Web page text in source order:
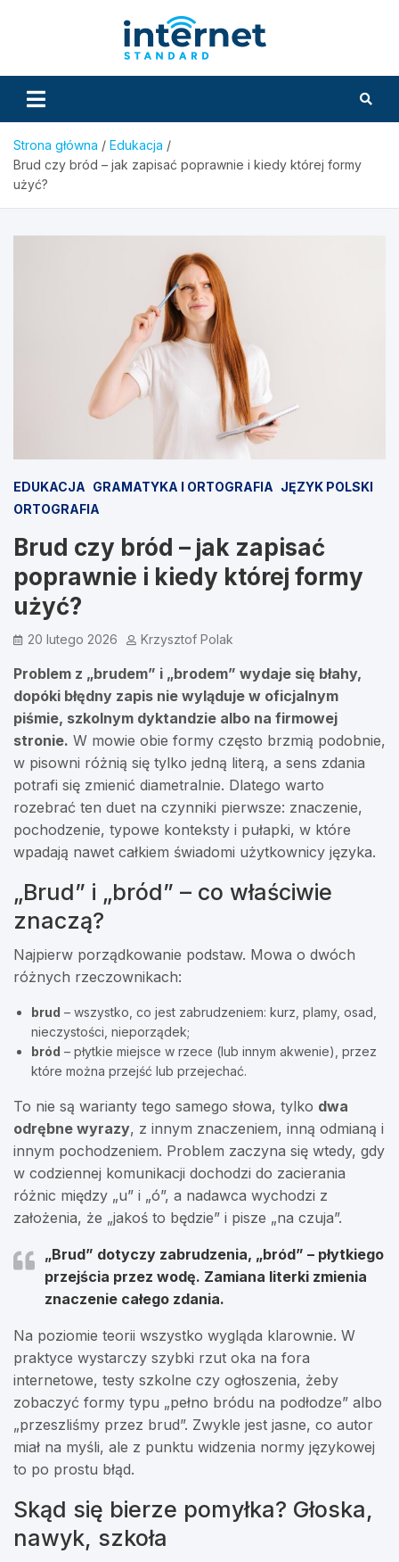
Strona główna
Edukacja
Brud czy bród – jak zapisać poprawnie i kiedy której formy
użyć?
EDUKACJA GRAMATYKA I ORTOGRAFIA JĘZYK POLSKI
ORTOGRAFIA
Brud czy bród – jak zapisać
poprawnie i kiedy której formy
użyć?
20 lutego 2026 Krzysztof Polak
Problem z „brudem” i „brodem” wydaje się błahy,
dopóki błędny zapis nie wyląduje w oficjalnym
piśmie, szkolnym dyktandzie albo na firmowej
stronie. W mowie obie formy często brzmią podobnie,
w pisowni różnią się tylko jedną literą, a sens zdania
potrafi się zmienić diametralnie. Dlatego warto
rozebrać ten duet na czynniki pierwsze: znaczenie,
pochodzenie, typowe konteksty i pułapki, w które
wpadają nawet całkiem świadomi użytkownicy języka.
„Brud” i „bród” – co właściwie
znaczą?
Najpierw porządkowanie podstaw. Mowa o dwóch
różnych rzeczownikach:
brud – wszystko, co jest zabrudzeniem: kurz, plamy, osad,
nieczystości, nieporządek;
bród – płytkie miejsce w rzece (lub innym akwenie), przez
które można przejść lub przejechać.
To nie są warianty tego samego słowa, tylko dwa
odrębne wyrazy, z innym znaczeniem, inną odmianą i
innym pochodzeniem. Problem zaczyna się wtedy, gdy
w codziennej komunikacji dochodzi do zacierania
różnic między „u” i „ó”, a nadawca wychodzi z
założenia, że „jakoś to będzie” i pisze „na czuja”.
„Brud” dotyczy zabrudzenia, „bród” – płytkiego
przejścia przez wodę. Zamiana literki zmienia
znaczenie całego zdania.
Na poziomie teorii wszystko wygląda klarownie. W
praktyce wystarczy szybki rzut oka na fora
internetowe, testy szkolne czy ogłoszenia, żeby
zobaczyć formy typu „pełno bródu na podłodze” albo
„przeszliśmy przez brud”. Zwykle jest jasne, co autor
miał na myśli, ale z punktu widzenia normy językowej
to po prostu błąd.
Skąd się bierze pomyłka? Głoska,
nawyk, szkoła